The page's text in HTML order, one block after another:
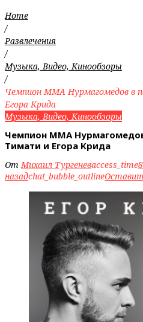
Home
/
Развлечения
/
Музыка, Видео, Кинообзоры
/
Чемпион ММА Нурмагомедов в
Егора Крида
Музыка, Видео, Кинообзоры
Чемпион ММА
Тимати и Егора Крида
ОтМихаил Тургеневaccess_time
назадchat_bubble_outline